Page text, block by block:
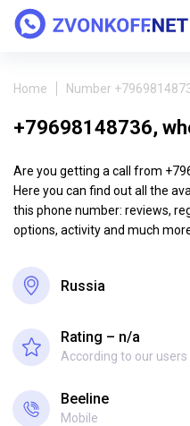
Home Number
+79698148736,
Are you getting a call from
Here you can find out all the
this phone number: reviews,
options, activity and much
Russia
Rating – n/a
According to our users
Beeline
Mobile